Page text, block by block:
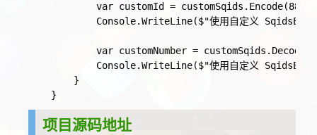
var customId =
Console.WriteLine($"使用自定义
var customNumber =
Console.WriteLine($"使用自定义
}
}
项目源码地址